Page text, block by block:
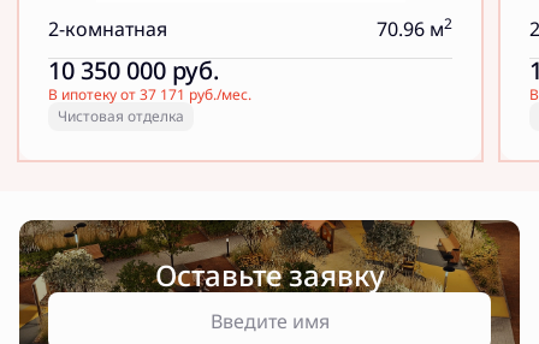
2-комнатная 70.96 м2
10 350 000 руб.
В ипотеку от 37 171 руб./мес.
Чистовая отделка
Оставьте заявку